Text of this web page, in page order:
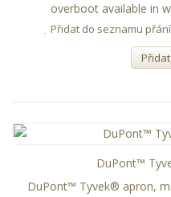
overboot available in
Přidat do seznamu přání
DuPont™
DuPont™ Tyvek® apron,